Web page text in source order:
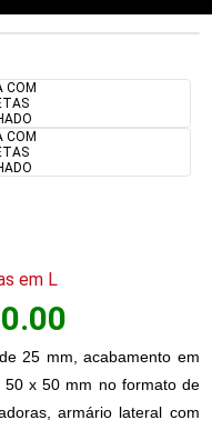
em L
25 mm, acabamento em
50 x 50 mm no formato de
armário lateral com